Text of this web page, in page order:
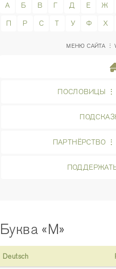
А Б В Г Д Е Ж
П
Р С Т У Ф Х
МЕНЮ САЙТА ⋮
ПОСЛОВИЦЫ ⋮
ПАРТНЁРСТВО ⋮
Буква «М»
Deutsch